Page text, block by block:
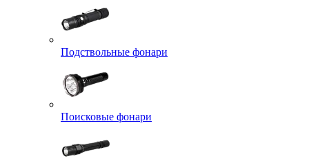
Подствольные фонари
Поисковые фонари